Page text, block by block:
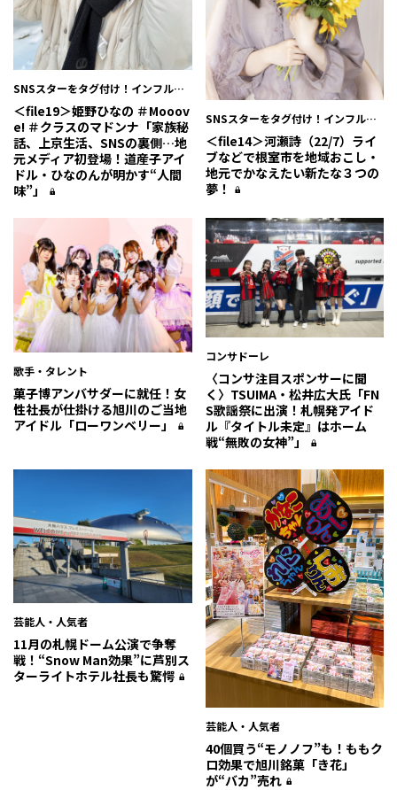
SNSスターをタグ付け！インフルエ
ンサー #バズチャート
＜file19＞姫野ひなの ＃Mooov
e! ＃クラスのマドンナ「家族秘
話、上京生活、SNSの裏側…地
元メディア初登場！道産子アイ
ドル・ひなのんが明かす“人間
味”」
SNSスターをタグ付け！インフルエ
ンサー #バズチャート
＜file14＞河瀬詩（22/7）ライ
ブなどで根室市を地域おこし・
地元でかなえたい新たな３つの
夢！
歌手・タレント
菓子博アンバサダーに就任！女
性社長が仕掛ける旭川のご当地
アイドル「ローワンベリー」
コンサドーレ
〈コンサ注目スポンサーに聞
く〉TSUIMA・松井広大氏「FN
S歌謡祭に出演！札幌発アイド
ル『タイトル未定』はホーム
戦“無敗の女神”」
芸能人・人気者
11月の札幌ドーム公演で争奪
戦！“Snow Man効果”に芦別ス
ターライトホテル社長も驚愕
芸能人・人気者
40個買う“モノノフ”も！ももク
ロ効果で旭川銘菓「き花」
が“バカ”売れ